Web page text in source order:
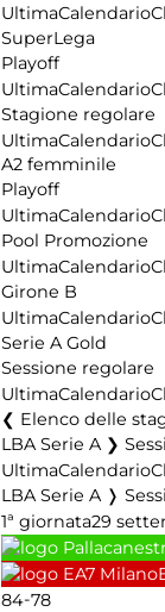
UltimaCalendario
SuperLega
Playoff
UltimaCalendario
Stagione regolare
UltimaCalendario
A2 femminile
Playoff
UltimaCalendario
Pool Promozione
UltimaCalendario
Girone B
UltimaCalendario
Serie A Gold
Sessione regolare
UltimaCalendario
Elenco delle
LBA Serie A ❯
UltimaCalendario
LBA Serie A ❭
1ª giornata29
84-78